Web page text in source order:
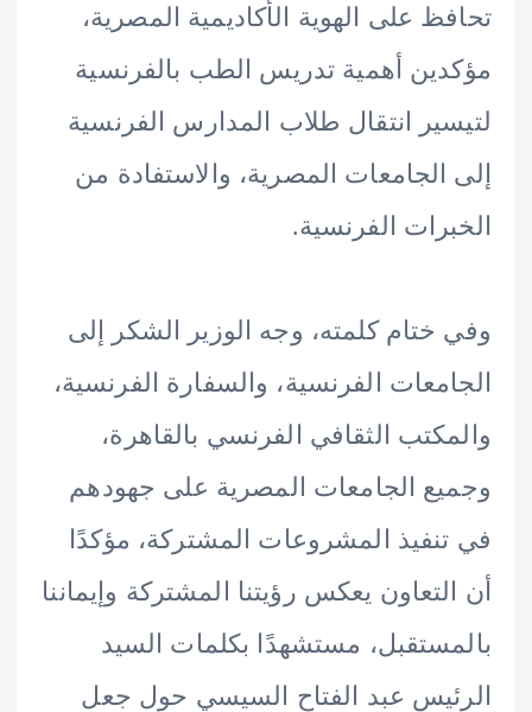
على الهوية الأكاديمية المصرية،
أهمية تدريس الطب بالفرنسية
انتقال طلاب المدارس الفرنسية
المصرية، والاستفادة من
الفرنسية.
كلمته، وجه الوزير الشكر إلى
الفرنسية، والسفارة الفرنسية،
الثقافي الفرنسي بالقاهرة،
الجامعات المصرية على جهودهم
المشروعات المشتركة، مؤكدًا
يعكس رؤيتنا المشتركة وإيماننا
مستشهدًا بكلمات السيد
عبد الفتاح السيسي حول جعل